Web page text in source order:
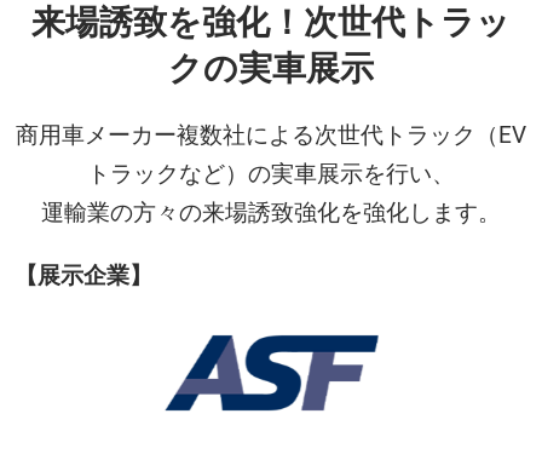
来場誘致を強化！次世代トラッ
クの実車展示
商用車メーカー複数社による次世代トラック（EV
トラックなど）の実車展示を行い、
運輸業の方々の来場誘致強化を強化します。
【展示企業】